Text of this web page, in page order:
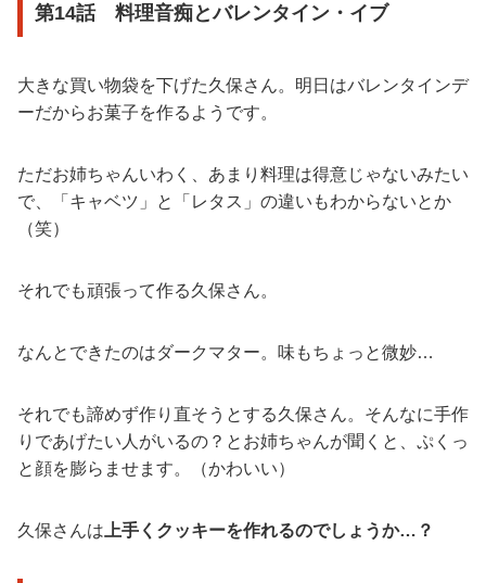
第14話 料理音痴とバレンタイン・イブ
大きな買い物袋を下げた久保さん。明日はバレンタインデ
ーだからお菓子を作るようです。
ただお姉ちゃんいわく、あまり料理は得意じゃないみたい
で、「キャベツ」と「レタス」の違いもわからないとか
（笑）
それでも頑張って作る久保さん。
なんとできたのはダークマター。味もちょっと微妙…
それでも諦めず作り直そうとする久保さん。そんなに手作
りであげたい人がいるの？とお姉ちゃんが聞くと、ぷくっ
と顔を膨らませます。（かわいい）
久保さんは 上手くクッキーを作れるのでしょうか…？